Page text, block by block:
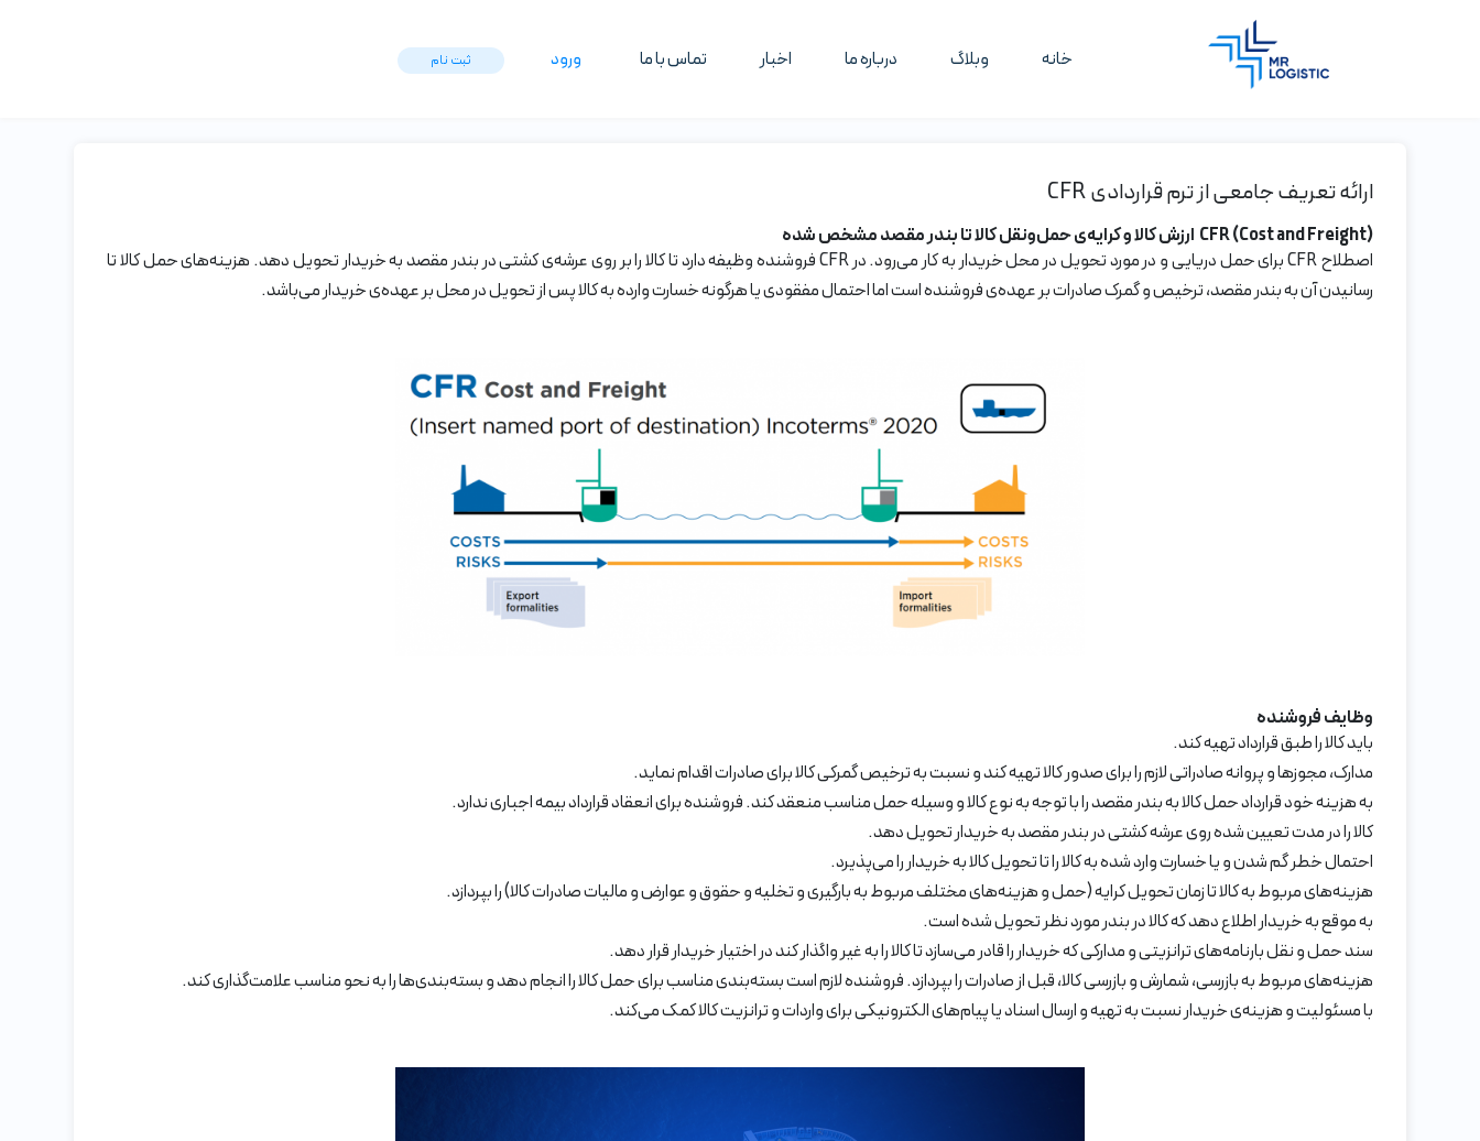
خانه وبلاگ درباره ما اخبار تماس با ما ورود ثبت ‌نام
ارائه تعریف جامعی از ترم قراردادی CFR
CFR (Cost and Freight) ارزش کالا و کرایه‌ی حمل‌ونقل کالا تا بندر مقصد مشخص شده
اصطلاح CFR برای حمل دریایی و در مورد تحویل در محل خریدار به کار می‌رود. در CFR فروشنده وظیفه دارد تا کالا را بر روی عرشه‌ی کشتی در بندر مقصد به خریدار تحویل دهد. هزینه‌ها‌ی حمل کالا تا
رسانیدن آن به بندر مقصد، ترخیص و گمرک صادرات بر عهده‌ی فروشنده است اما احتمال مفقودی یا هرگونه خسارت وارده به کالا پس از تحویل در محل بر عهده‌ی خریدار می‌باشد.
وظایف فروشنده
باید کالا را طبق قرارداد تهیه کند.
مدارک، مجوزها و پروانه صادراتی لازم را برای صدور کالا تهیه کند و نسبت به ترخیص گمرکی کالا برای صادرات اقدام نماید.
به هزینه خود قرارداد حمل کالا به بندر مقصد را با توجه به نوع کالا و وسیله حمل مناسب منعقد کند. فروشنده برای انعقاد قرارداد بیمه اجباری ندارد.
کالا را در مدت تعیین شده روی عرشه کشتی در بندر مقصد به خریدار تحویل دهد.
احتمال خطر گم شدن و یا خسارت وارد شده به کالا را تا تحویل کالا به خریدار را می‌پذیرد.
هزینه‌های مربوط به کالا تا زمان تحویل کرایه (حمل و هزینه‌های مختلف مربوط به بارگیری و تخلیه و حقوق و عوارض و مالیات صادرات کالا) را بپردازد.
به موقع به خریدار اطلاع دهد که کالا در بندر مورد نظر تحویل شده است.
سند حمل و نقل بارنامه‌های ترانزیتی و مدارکی که خریدار را قادر می‌سازد تا کالا را به غیر واگذار کند در اختیار خریدار قرار دهد.
هزینه‌های مربوط به بازرسی، شمارش و بازرسی کالا، قبل از صادرات را بپردازد. فروشنده لازم است بسته‌بندی مناسب برای حمل کالا را انجام دهد و بسته‌بندی‌ها را به نحو مناسب علامت‌گذاری کند.
با مسئولیت و هزینه‌ی خریدار نسبت به تهیه و ارسال اسناد یا پیام‌های الکترونیکی برای واردات و ترانزیت کالا کمک می‌کند.